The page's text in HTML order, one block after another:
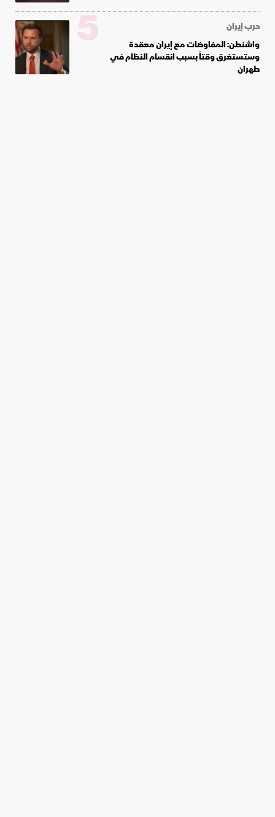
حرب إيران
واشنطن: المفاوضات مع إيران معقدة
وستستغرق وقتاً بسبب انقسام النظام في
طهران
5